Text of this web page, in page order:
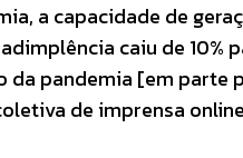
a capacidade de
caiu de 10%
da pandemia [em
de imprensa